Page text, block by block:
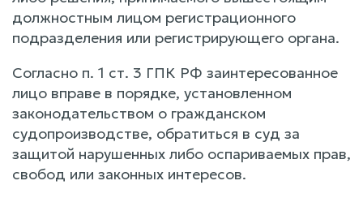
должностным лицом регистрационного
подразделения или регистрирующего органа.
Согласно п. 1 ст. 3 ГПК РФ заинтересованное
лицо вправе в порядке, установленном
законодательством о гражданском
судопроизводстве, обратиться в суд за
защитой нарушенных либо оспариваемых прав,
свобод или законных интересов.